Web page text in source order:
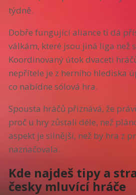
týdně.
Dobře fungující aliance ti dá
válkám, které jsou jiná liga než
Koordinovaný útok dvaceti
nepřítele je z herního hlediska
co nabídne sólová hra.
Spousta hráčů přiznává, že
proč u hry zůstali déle, než
aspekt je silnější, než by hra z
naznačovala.
Kde najdeš tipy a
česky mluvící hráče